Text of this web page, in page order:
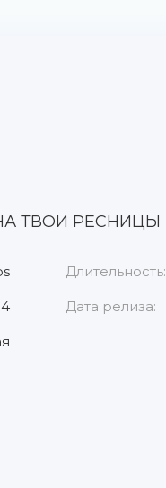
ТВОИ РЕСНИЦЫ
Длительность:
Дата релиза: